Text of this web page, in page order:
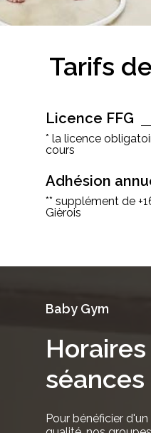
Tarifs
Licence FFG
* la licence
cours
Adhésion
** supplément de
Gièrois
Baby Gym
Horaires
séances
Pour bénéficier d'un